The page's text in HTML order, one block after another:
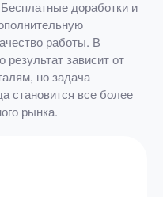
доработки и
работы. В
зависит от
но задача
становится все более
рынка.